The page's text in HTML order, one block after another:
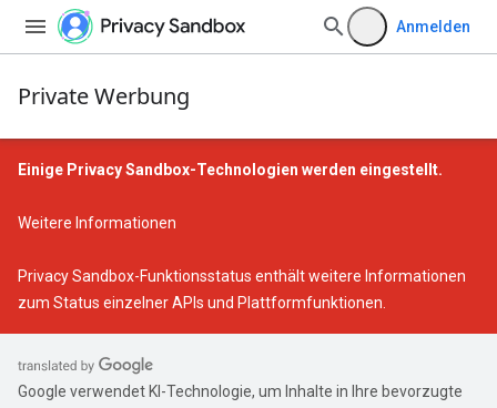
Anmelden
Private Werbung
Einige Privacy Sandbox-Technologien werden eingestellt.
Weitere Informationen
Privacy Sandbox-Funktionsstatus enthält weitere Informationen
zum Status einzelner APIs und Plattformfunktionen.
Google verwendet KI-Technologie, um Inhalte in Ihre bevorzugte